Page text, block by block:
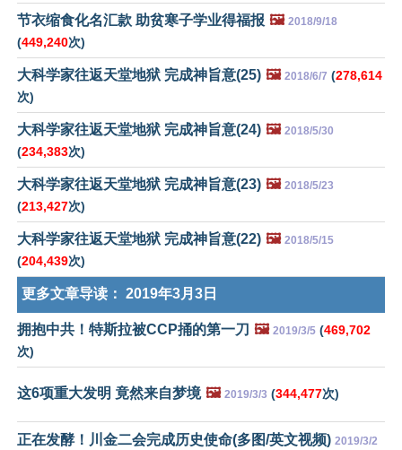
节衣缩食化名汇款 助贫寒子学业得福报 🖼️ 2018/9/18
(449,240次)
大科学家往返天堂地狱 完成神旨意(25) 🖼️ 2018/6/7 (278,614
次)
大科学家往返天堂地狱 完成神旨意(24) 🖼️ 2018/5/30
(234,383次)
大科学家往返天堂地狱 完成神旨意(23) 🖼️ 2018/5/23
(213,427次)
大科学家往返天堂地狱 完成神旨意(22) 🖼️ 2018/5/15
(204,439次)
更多文章导读： 2019年3月3日
拥抱中共！特斯拉被CCP捅的第一刀 🖼️ 2019/3/5 (469,702
次)
这6项重大发明 竟然来自梦境 🖼️ 2019/3/3 (344,477次)
正在发酵！川金二会完成历史使命(多图/英文视频) 2019/3/2